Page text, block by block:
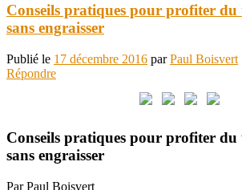
Conseils pratiques pour profiter du
sans engraisser
Publié le 17 décembre 2016 parPaul Boisvert
Répondre
Conseils pratiques pour profiter du
sans engraisser
Par Paul Boisvert